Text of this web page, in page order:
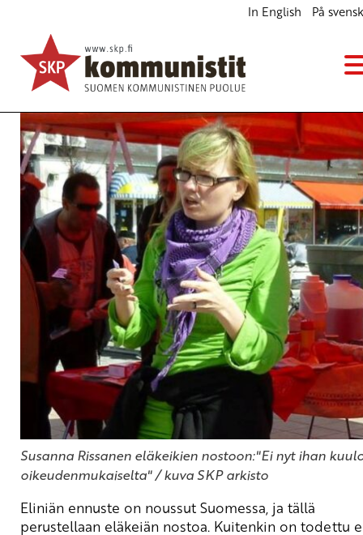
In English På
Pohdintaa eläkeiästä
Blogi
1.10.2014 - 9:11
Susanna Rissanen eläkeikien nostoon:"Ei nyt ihan
oikeudenmukaiselta" / kuva SKP arkisto
Eliniän ennuste on noussut Suomessa, ja tällä
perustellaan eläkeiän nostoa. Kuitenkin on todettu